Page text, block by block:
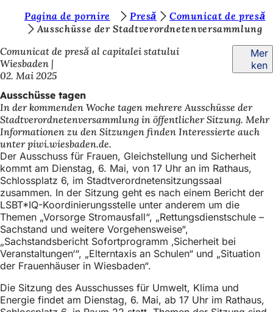
Inhalt anspringen
e
b
e
f
i
n
d
e
n
s
i
c
h
h
Pagina de pornire Presă
Comunicat de presă
Ausschüsse der Stadtverordnetenversammlung
Comunicat de presă al capitalei statului
Wiesbaden
02. Mai 2025
Mer
ken
Ausschüsse tagen
In der kommenden Woche tagen mehrere Ausschüsse der
Stadtverordnetenversammlung in öffentlicher Sitzung. Mehr
Informationen zu den Sitzungen finden Interessierte auch
unter piwi.wiesbaden.de.
Der Ausschuss für Frauen, Gleichstellung und Sicherheit
kommt am Dienstag, 6. Mai, von 17 Uhr an im Rathaus,
Schlossplatz 6, im Stadtverordnetensitzungssaal
zusammen. In der Sitzung geht es nach einem Bericht der
LSBT*IQ-Koordinierungsstelle unter anderem um die
Themen „Vorsorge Stromausfall“, „Rettungsdienstschule –
Sachstand und weitere Vorgehensweise“,
„Sachstandsbericht Sofortprogramm ‚Sicherheit bei
Veranstaltungen‘“, „Elterntaxis an Schulen“ und „Situation
der Frauenhäuser in Wiesbaden“.
Die Sitzung des Ausschusses für Umwelt, Klima und
Energie findet am Dienstag, 6. Mai, ab 17 Uhr im Rathaus,